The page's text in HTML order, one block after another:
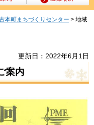
本町まちづくりセンター > 地域
更新日：2022年6月1日
案内